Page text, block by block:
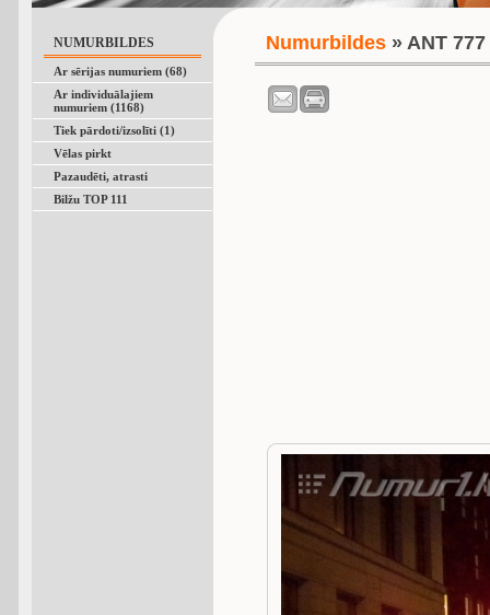
NUMURBILDES
Ar sērijas numuriem (68)
Ar individuālajiem
numuriem (1168)
Tiek pārdoti/izsolīti (1)
Vēlas pirkt
Pazaudēti, atrasti
Bilžu TOP 111
Numurbildes» ANT 777